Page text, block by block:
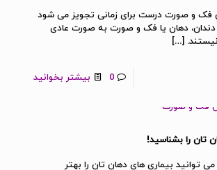
فک و صورت درست برای زمانی تجویز می شود
دندان، دهان یا فک و صورت به صورت عادی
[…]
0 بیشتر بخوانید
تان را بشناسید!
می توانید بیماری های دهان تان را بهتر